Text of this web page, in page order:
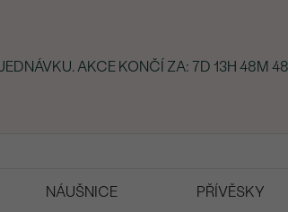
AKCE KONČÍ ZA:7D 13H 48M
NÁUŠNICE PŘÍVĚSKY